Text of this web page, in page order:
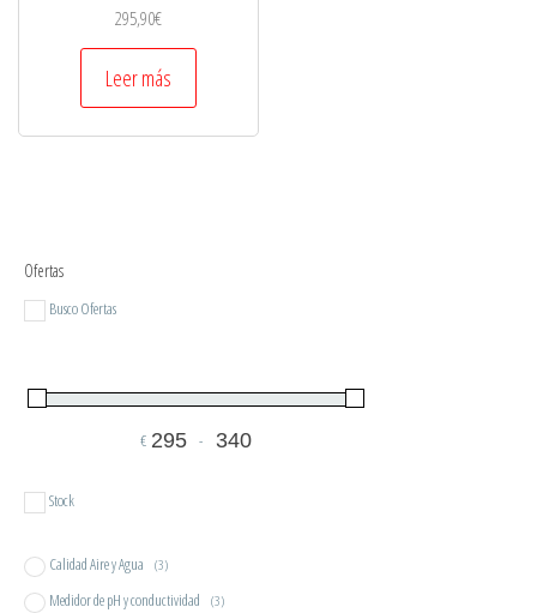
295,90€
Leer más
Ofertas
Busco Ofertas
€
Minimum Price
-
Maximum Price
Stock
Calidad Aire y Agua (3)
Medidor de pH y conductividad (3)